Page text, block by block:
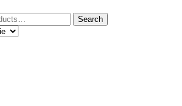
Search